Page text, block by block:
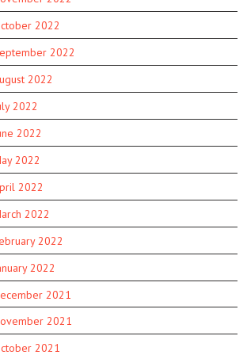
2022
2022
2022
2022
2022
2022
2022
2022
2022
2022
2021
2021
2021